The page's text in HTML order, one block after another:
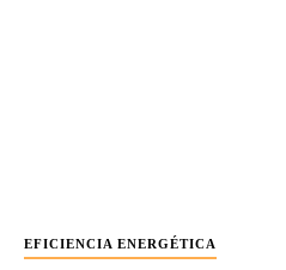
EFICIENCIA ENERGÉTICA